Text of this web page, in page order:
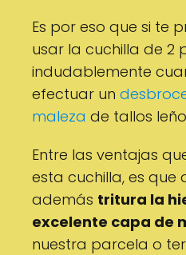
Es por eso que si te
usar la cuchilla de 2
indudablemente
efectuar un
maleza de tallos
Entre las ventajas
esta cuchilla, es que
además tritura la
excelente capa de
nuestra parcela o